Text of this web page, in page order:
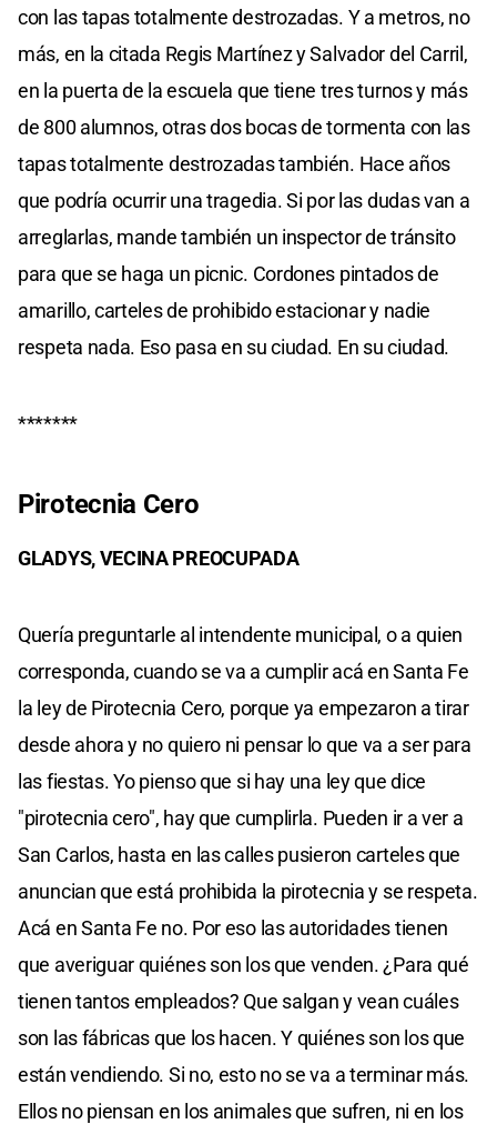
con las tapas totalmente destrozadas. Y a metros, no
más, en la citada Regis Martínez y Salvador del Carril,
en la puerta de la escuela que tiene tres turnos y más
de 800 alumnos, otras dos bocas de tormenta con las
tapas totalmente destrozadas también. Hace años
que podría ocurrir una tragedia. Si por las dudas van a
arreglarlas, mande también un inspector de tránsito
para que se haga un picnic. Cordones pintados de
amarillo, carteles de prohibido estacionar y nadie
respeta nada. Eso pasa en su ciudad. En su ciudad.
*******
Pirotecnia Cero
GLADYS, VECINA PREOCUPADA
Quería preguntarle al intendente municipal, o a quien
corresponda, cuando se va a cumplir acá en Santa Fe
la ley de Pirotecnia Cero, porque ya empezaron a tirar
desde ahora y no quiero ni pensar lo que va a ser para
las fiestas. Yo pienso que si hay una ley que dice
"pirotecnia cero", hay que cumplirla. Pueden ir a ver a
San Carlos, hasta en las calles pusieron carteles que
anuncian que está prohibida la pirotecnia y se respeta.
Acá en Santa Fe no. Por eso las autoridades tienen
que averiguar quiénes son los que venden. ¿Para qué
tienen tantos empleados? Que salgan y vean cuáles
son las fábricas que los hacen. Y quiénes son los que
están vendiendo. Si no, esto no se va a terminar más.
Ellos no piensan en los animales que sufren, ni en los